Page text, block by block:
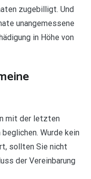
zugebilligt. Und
unangemessene
in Höhe von
mit der letzten
Wurde kein
sollten Sie nicht
der Vereinbarung